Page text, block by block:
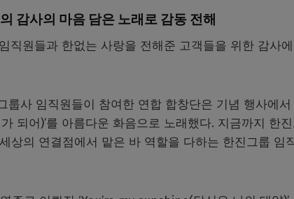
감사의 마음 담은 노래로 감동 전해
직원들과 한없는 사랑을 전해준 고객들을 위한 감사
사 임직원들이 참여한 연합 합창단은 기념 행사에서
되어)’를 아름다운 화음으로 노래했다. 지금까지 한
상의 연결점에서 맡은 바 역할을 다하는 한진그룹 임